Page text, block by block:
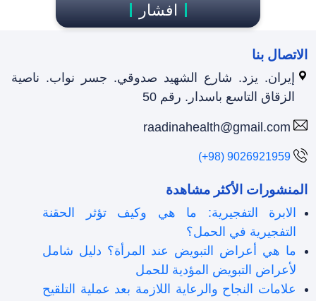
افشار
الاتصال بنا
إيران. يزد. شارع الشهيد صدوقي. جسر نواب. ناصية
الزقاق التاسع باسدار. رقم 50
raadinahealth@gmail.com
(+98) 9026921959
المنشورات الأكثر مشاهدة
الابرة التفجيرية: ما هي وكيف تؤثر الحقنة
التفجيرية في الحمل؟
ما هي أعراض التبويض عند المرأة؟ دليل شامل
لأعراض التبويض المؤدية للحمل
علامات النجاح والرعاية اللازمة بعد عملية التلقیح